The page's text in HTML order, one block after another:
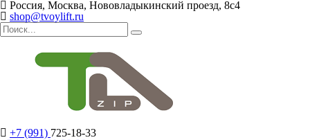
Россия, Москва, Нововладыкинский проезд, 8с4
shop@tvoylift.ru
+7 (991) 725-18-33